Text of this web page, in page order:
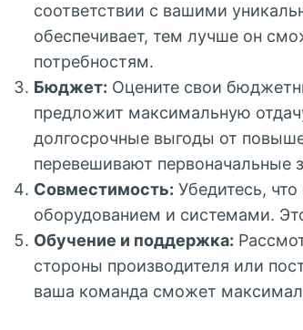
соответствии с вашими
обеспечивает, тем лучше он
потребностям.
Бюджет: Оцените свои
предложит максимальную
долгосрочные выгоды от
перевешивают первоначальные
Совместимость: Убедитесь,
оборудованием и системами.
Обучение и поддержка:
стороны производителя или
ваша команда сможет